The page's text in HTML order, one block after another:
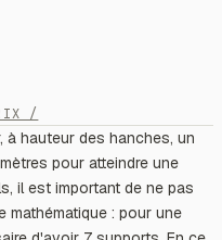
/
à hauteur des hanches, un
pour atteindre une
il est important de ne pas
mathématique : pour une